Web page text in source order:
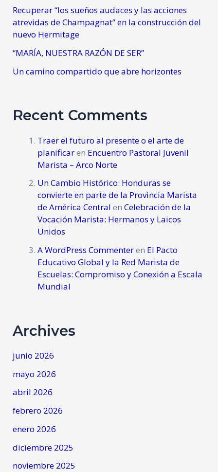
Recuperar “los sueños audaces y las acciones
atrevidas de Champagnat” en la construcción del
nuevo Hermitage
“MARÍA, NUESTRA RAZÓN DE SER”
Un camino compartido que abre horizontes
Recent Comments
Traer el futuro al presente o el arte de
planificaren Encuentro Pastoral Juvenil
Marista – Arco Norte
Un Cambio Histórico: Honduras se
convierte en parte de la Provincia Marista
de América Central enCelebración de la
Vocación Marista: Hermanos y Laicos
Unidos
A WordPress Commenteren El Pacto
Educativo Global y la Red Marista de
Escuelas: Compromiso y Conexión a Escala
Mundial
Archives
junio 2026
mayo 2026
abril 2026
febrero 2026
enero 2026
diciembre 2025
noviembre 2025